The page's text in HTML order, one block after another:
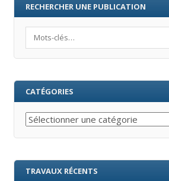
RECHERCHER UNE PUBLICATION
CATÉGORIES
Catégories
TRAVAUX RÉCENTS